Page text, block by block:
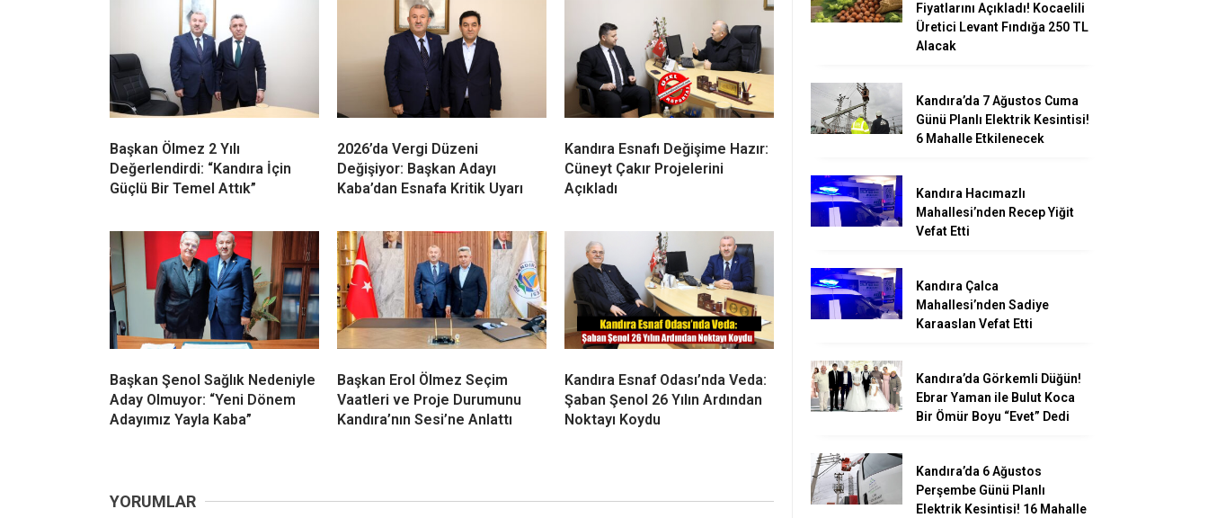
diye düşünüyorum. Belediye meclis üyeliği için de resmi başvuru sayımız 3. Bu isimler;
Sebahattin Güngör, Anıl Yüksel, Turgay Adıgüzel.” şeklinde konuştu.
Başkan Ölmez 2 Yılı
Değerlendirdi: “Kandıra İçin
2026’da Vergi Düzeni
Değişiyor: Başkan Adayı
Kandıra Esnafı Değişime Hazır:
Cüneyt Çakır Projelerini
Fiyatlarını Açıkladı! Kocaelili
Üretici Levant Fındığa 250 TL
Alacak
Kandıra’da 7 Ağustos Cuma
Günü Planlı Elektrik Kesintisi!
6 Mahalle Etkilenecek
Kandıra Hacımazlı
Mahallesi’nden Recep Yiğit
Vefat Etti
Kandıra Çalca
Mahallesi’nden Sadiye
Karaaslan Vefat Etti
Kandıra’da Görkemli Düğün!
Ebrar Yaman ile Bulut Koca
Bir Ömür Boyu “Evet” Dedi
Kandıra’da 6 Ağustos
Perşembe Günü Planlı
Elektrik Kesintisi! 16 Mahalle